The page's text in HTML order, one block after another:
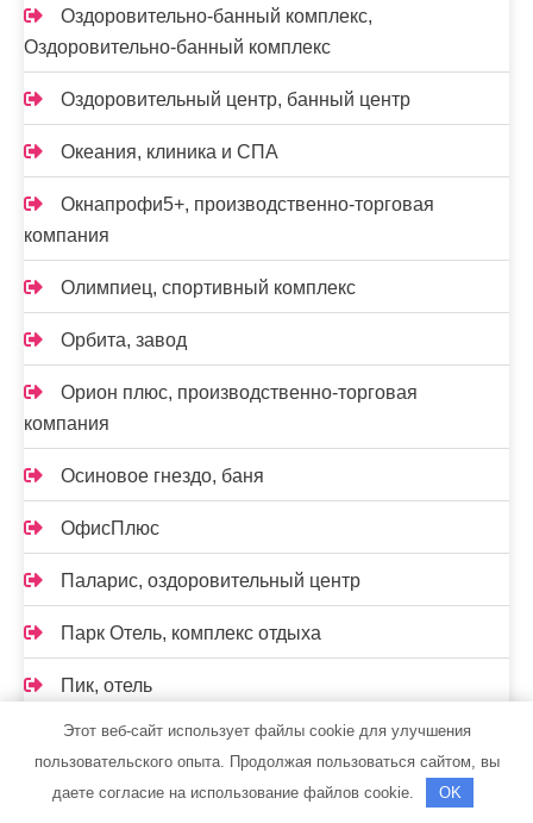
Оздоровительно-банный комплекс,
Оздоровительно-банный комплекс
Оздоровительный центр, банный центр
Океания, клиника и СПА
Окнапрофи5+, производственно-торговая
компания
Олимпиец, спортивный комплекс
Орбита, завод
Орион плюс, производственно-торговая
компания
Осиновое гнездо, баня
ОфисПлюс
Паларис, оздоровительный центр
Парк Отель, комплекс отдыха
Пик, отель
Пиратский остров, база отдыха
Пит-Стоп
Этот веб-сайт использует файлы cookie для улучшения
пользовательского опыта. Продолжая пользоваться сайтом, вы
даете согласие на использование файлов cookie.
OK